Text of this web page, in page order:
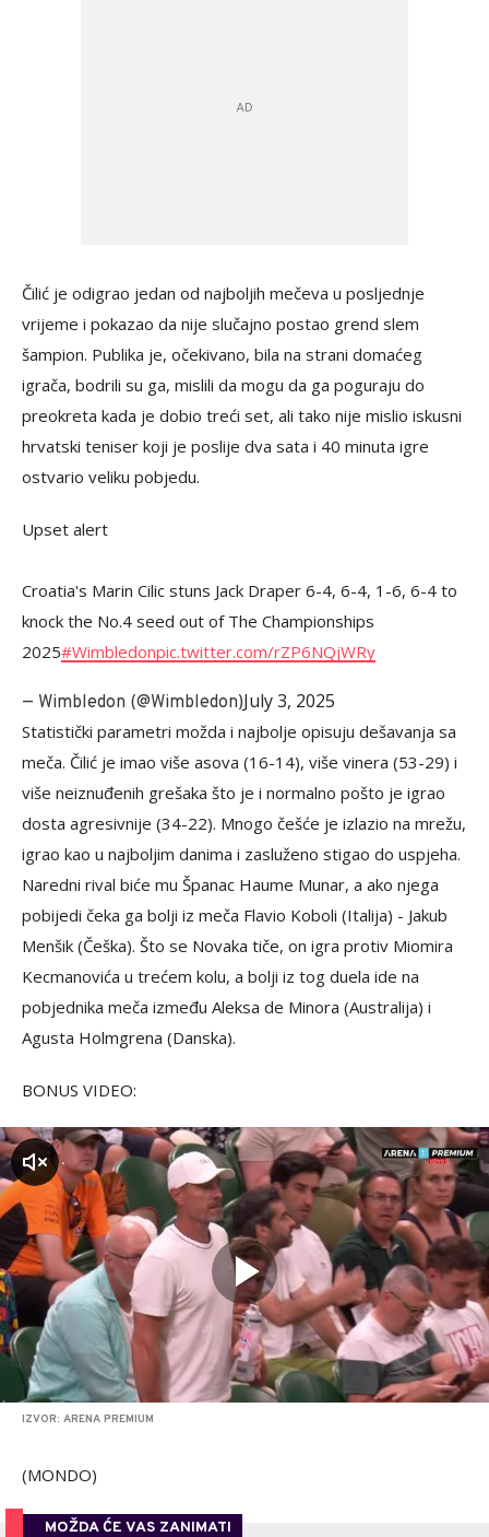
Čilić je odigrao jedan od najboljih mečeva u posljednje
vrijeme i pokazao da nije slučajno postao grend slem
šampion. Publika je, očekivano, bila na strani domaćeg
igrača, bodrili su ga, mislili da mogu da ga poguraju do
preokreta kada je dobio treći set, ali tako nije mislio iskusni
hrvatski teniser koji je poslije dva sata i 40 minuta igre
ostvario veliku pobjedu.
Upset alert
Croatia's Marin Cilic stuns Jack Draper 6-4, 6-4, 1-6, 6-4 to
knock the No.4 seed out of The Championships
2025#Wimbledonpic.twitter.com/rZP6NQjWRy
— Wimbledon (@Wimbledon)July 3, 2025
Statistički parametri možda i najbolje opisuju dešavanja sa
meča. Čilić je imao više asova (16-14), više vinera (53-29) i
više neiznuđenih grešaka što je i normalno pošto je igrao
dosta agresivnije (34-22). Mnogo češće je izlazio na mrežu,
igrao kao u najboljim danima i zasluženo stigao do uspjeha.
Naredni rival biće mu Španac Haume Munar, a ako njega
pobijedi čeka ga bolji iz meča Flavio Koboli (Italija) - Jakub
Menšik (Češka). Što se Novaka tiče, on igra protiv Miomira
Kecmanovića u trećem kolu, a bolji iz tog duela ide na
pobjednika meča između Aleksa de Minora (Australija) i
Agusta Holmgrena (Danska).
BONUS VIDEO:
IZVOR: ARENA PREMIUM
(MONDO)
MOŽDA ĆE VAS ZANIMATI